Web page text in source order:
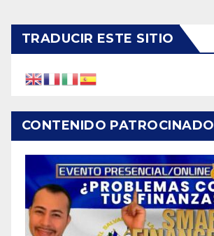
TRADUCIR ESTE SITIO
CONTENIDO PATROCINADO